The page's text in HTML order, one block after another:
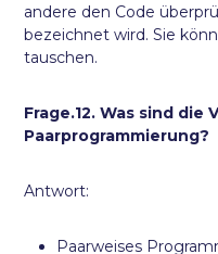
andere den Code
bezeichnet wird. Sie
tauschen.
Frage.12. Was sind die
Paarprogrammierung?
Antwort:
Paarweises